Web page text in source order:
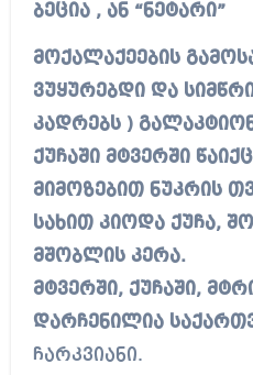
ბეცია , ან “ნეტარი”
მოქალაქეების
ვუყურებდი და
კადრებს )
ქუჩაში მტვერში
მიმოზებით ნუკრის
სახით კიოდა ქუჩა,
მშობლის კერა.
მტვერში, ქუჩაში,
დარჩენილია
ჩარკვიანი.